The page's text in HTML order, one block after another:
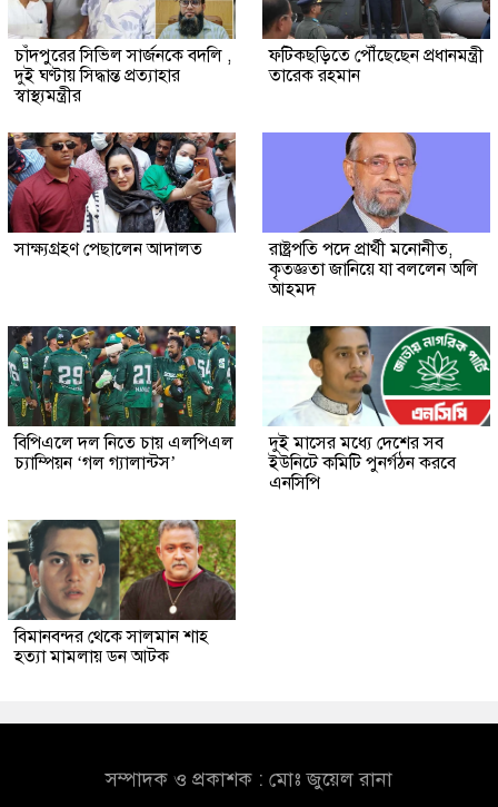
চাঁদপুরের সিভিল সার্জনকে বদলি ,
দুই ঘণ্টায় সিদ্ধান্ত প্রত্যাহার
স্বাস্থ্যমন্ত্রীর
ফটিকছড়িতে পৌঁছেছেন প্রধানমন্ত্রী
তারেক রহমান
সাক্ষ্যগ্রহণ পেছালেন আদালত
রাষ্ট্রপতি পদে প্রার্থী মনোনীত,
কৃতজ্ঞতা জানিয়ে যা বললেন অলি
আহমদ
বিপিএলে দল নিতে চায় এলপিএল
চ্যাম্পিয়ন ‘গল গ্যালান্টস’
দুই মাসের মধ্যে দেশের সব
ইউনিটে কমিটি পুনর্গঠন করবে
এনসিপি
বিমানবন্দর থেকে সালমান শাহ
হত্যা মামলায় ডন আটক
সম্পাদক ও প্রকাশক : মোঃ জুয়েল রানা